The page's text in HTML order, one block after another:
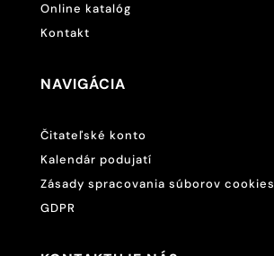
Online katalóg
Kontakt
NAVIGÁCIA
Čitateľské konto
Kalendár podujatí
Zásady spracovania súborov cookies
GDPR